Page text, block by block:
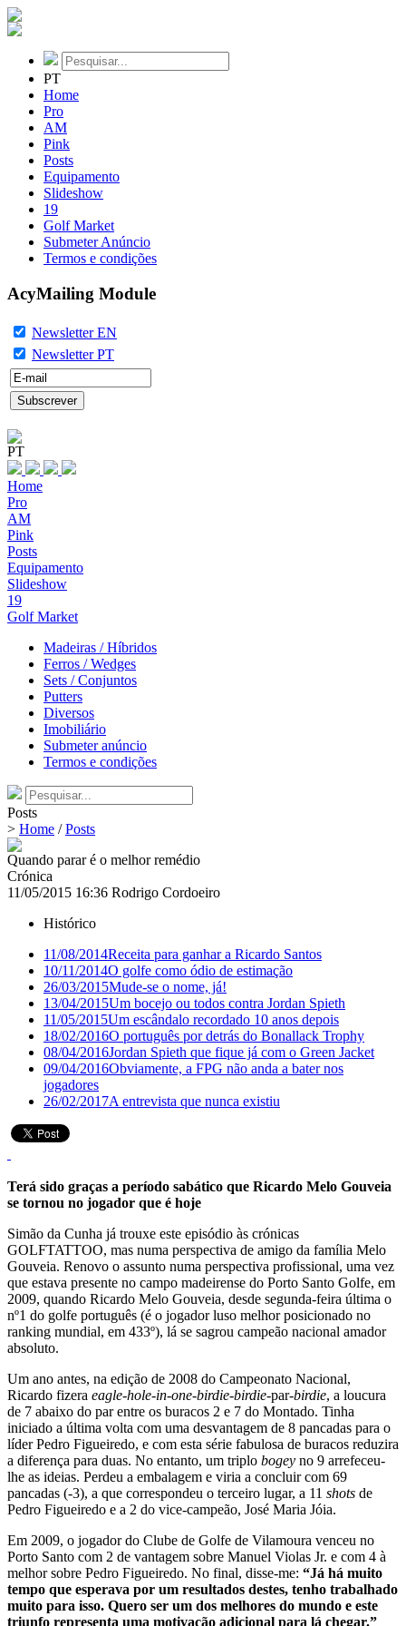
PT
Home
Pro
AM
Pink
Posts
Equipamento
Slideshow
19
Golf Market
Submeter Anúncio
Termos e condições
AcyMailing Module
Newsletter EN
Newsletter PT
PT
Home
Pro
AM
Pink
Posts
Equipamento
Slideshow
19
Golf Market
Madeiras / Híbridos
Ferros / Wedges
Sets / Conjuntos
Putters
Diversos
Imobiliário
Submeter anúncio
Termos e condições
Posts
> Home /Posts
Quando parar é o melhor remédio
Crónica
11/05/2015 16:36 Rodrigo Cordoeiro
Histórico
11/08/2014Receita para ganhar a Ricardo Santos
10/11/2014O golfe como ódio de estimação
26/03/2015Mude-se o nome, já!
13/04/2015Um bocejo ou todos contra Jordan Spieth
11/05/2015Um escândalo recordado 10 anos depois
18/02/2016O português por detrás do Bonallack Trophy
08/04/2016Jordan Spieth que fique já com o Green Jacket
09/04/2016Obviamente, a FPG não anda a bater nos
jogadores
26/02/2017A entrevista que nunca existiu
Terá sido graças a período sabático que Ricardo Melo Gouveia
se tornou no jogador que é hoje
Simão da Cunha já trouxe este episódio às crónicas
GOLFTATTOO, mas numa perspectiva de amigo da família Melo
Gouveia. Renovo o assunto numa perspectiva profissional, uma vez
que estava presente no campo madeirense do Porto Santo Golfe, em
2009, quando Ricardo Melo Gouveia, desde segunda-feira última o
nº1 do golfe português (é o jogador luso melhor posicionado no
ranking mundial, em 433º), lá se sagrou campeão nacional amador
absoluto.
Um ano antes, na edição de 2008 do Campeonato Nacional,
Ricardo fizera eagle-hole-in-one-birdie-birdie-par-birdie, a loucura
de 7 abaixo do par entre os buracos 2 e 7 do Montado. Tinha
iniciado a última volta com uma desvantagem de 8 pancadas para o
líder Pedro Figueiredo, e com esta série fabulosa de buracos reduzira
a diferença para duas. No entanto, um triplo bogey no 9 arrefeceu-
lhe as ideias. Perdeu a embalagem e viria a concluir com 69
pancadas (-3), a que correspondeu o terceiro lugar, a 11 shots de
Pedro Figueiredo e a 2 do vice-campeão, José Maria Jóia.
Em 2009, o jogador do Clube de Golfe de Vilamoura venceu no
Porto Santo com 2 de vantagem sobre Manuel Violas Jr. e com 4 à
melhor sobre Pedro Figueiredo. No final, disse-me: “Já há muito
tempo que esperava por um resultados destes, tenho trabalhado
muito para isso. Quero ser um dos melhores do mundo e este
triunfo representa uma motivação adicional para lá chegar.”